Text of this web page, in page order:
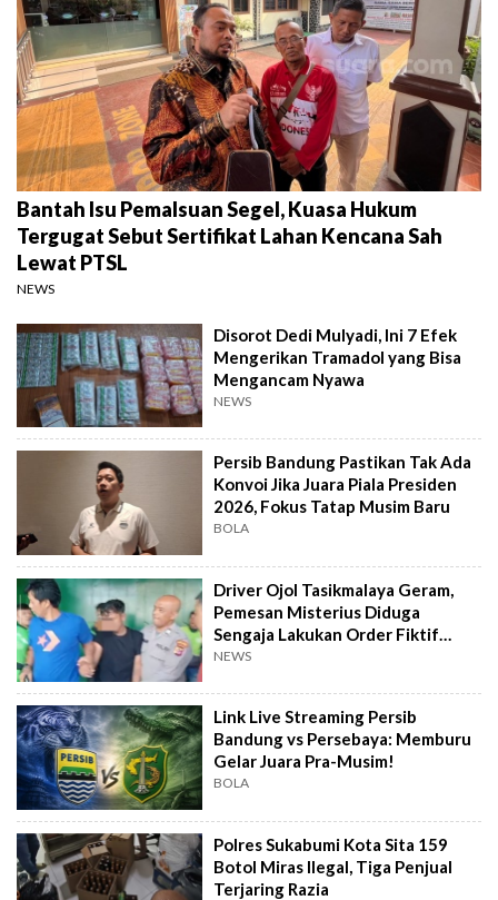
Bantah Isu Pemalsuan Segel, Kuasa Hukum
Tergugat Sebut Sertifikat Lahan Kencana Sah
Lewat PTSL
NEWS
Disorot Dedi Mulyadi, Ini 7 Efek
Mengerikan Tramadol yang Bisa
Mengancam Nyawa
NEWS
Persib Bandung Pastikan Tak Ada
Konvoi Jika Juara Piala Presiden
2026, Fokus Tatap Musim Baru
BOLA
Driver Ojol Tasikmalaya Geram,
Pemesan Misterius Diduga
Sengaja Lakukan Order Fiktif
Berulang
NEWS
Link Live Streaming Persib
Bandung vs Persebaya: Memburu
Gelar Juara Pra-Musim!
BOLA
Polres Sukabumi Kota Sita 159
Botol Miras Ilegal, Tiga Penjual
Terjaring Razia